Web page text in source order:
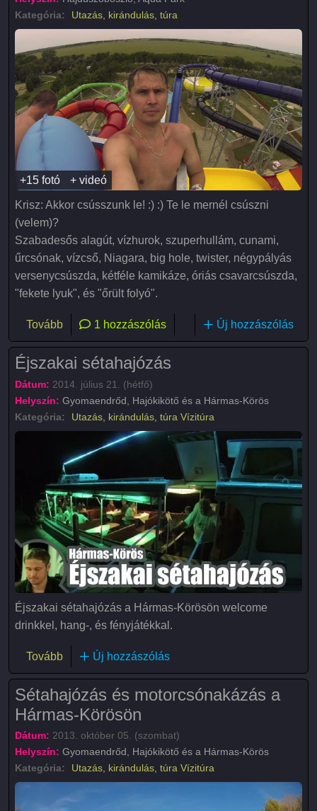
Kategória:
Utazás, kirándulás, túra
+15 fotó + videó
Krisz: Akkor csússzunk le! :) :) Te le mernél csúszni
(velem)?
Szabadesős alagút, vízhurok, szuperhullám, cunami,
űrcsónak, vízcső, Niagara, big hole, twister, négypályás
versenycsúszda, kétféle kamikáze, óriás csavarcsúszda,
"fekete lyuk", és "őrült folyó".
Tovább(Aquapark - Hajdúszoboszló (Hungarospa))
1 hozzászólás Új hozzászólás
Éjszakai sétahajózás
Dátum: 2014. július 21. (hétfő)
Helyszín: Gyomaendrőd, Hajókikötő és a Hármas-Körös
Kategória:
Utazás, kirándulás, túra Vízitúra
Éjszakai sétahajózás a Hármas-Körösön welcome
drinkkel, hang-, és fényjátékkal.
Tovább(Éjszakai sétahajózás)
Új hozzászólás
Sétahajózás és motorcsónakázás a
Hármas-Körösön
Dátum: 2013. október 05. (szombat)
Helyszín: Gyomaendrőd, Hajókikötő és a Hármas-Körös
Kategória:
Utazás, kirándulás, túra Vízitúra